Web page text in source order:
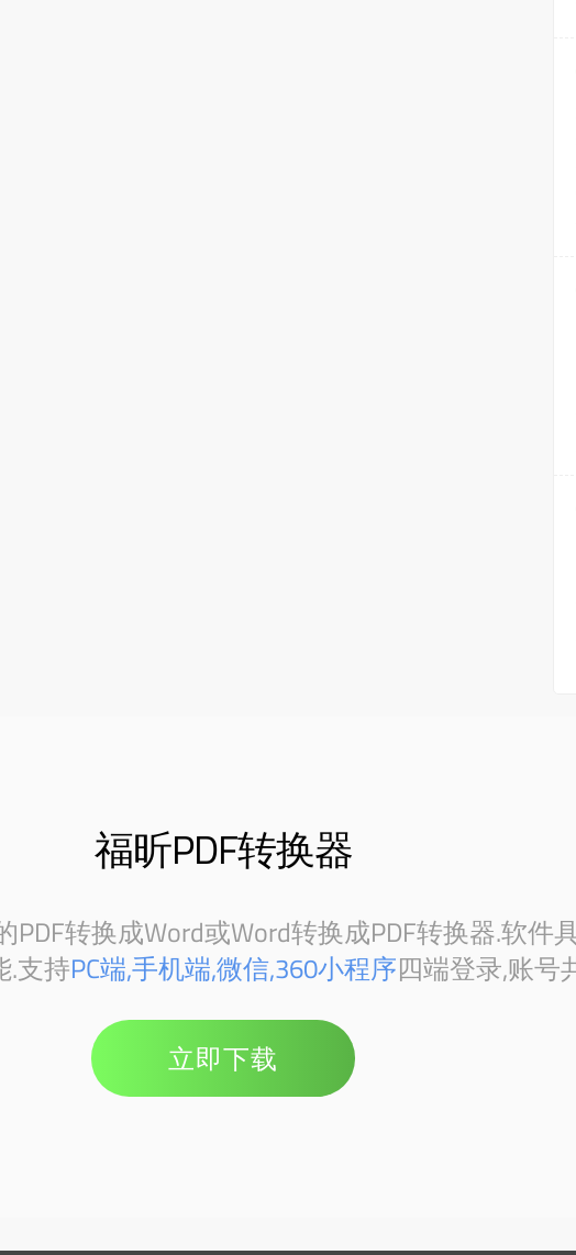
福昕PDF转换器
转换成Word或Word转换成PDF转换器.软件
.支持PC端,手机端,微信,360小程序四端登录,账号
立即下载